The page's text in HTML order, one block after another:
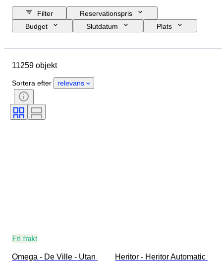
Filter
Reservationspris
Budget
Slutdatum
Plats
Ursprungsland
Skick
Period
Certifiering
Bindning
Färg
11259 objekt
Sortera efter relevans
Fri frakt
Omega - De Ville - Utan
Heritor - Heritor Automatic